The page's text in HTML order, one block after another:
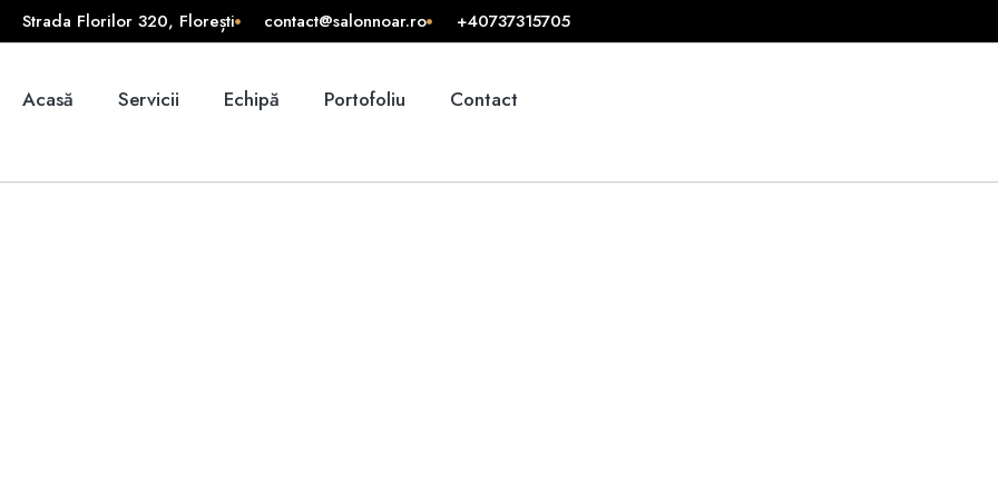
Strada Florilor 320, Florești contact@salonnoar.ro +40737315705
Acasă Servicii Echipă Portofoliu Contact